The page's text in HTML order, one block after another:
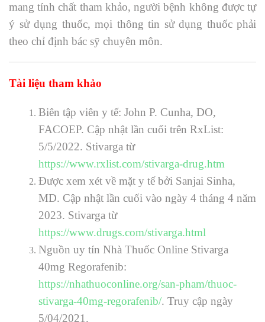
mang tính chất tham khảo, người bệnh không được tự
ý sử dụng thuốc, mọi thông tin sử dụng thuốc phải
theo chỉ định bác sỹ chuyên môn.
Tài liệu tham khảo
Biên tập viên y tế: John P. Cunha, DO,
FACOEP. Cập nhật lần cuối trên RxList:
5/5/2022. Stivarga từ
https://www.rxlist.com/stivarga-drug.htm
Được xem xét về mặt y tế bởi Sanjai Sinha,
MD. Cập nhật lần cuối vào ngày 4 tháng 4 năm
2023. Stivarga từ
https://www.drugs.com/stivarga.html
Nguồn uy tín Nhà Thuốc Online Stivarga
40mg Regorafenib:
https://nhathuoconline.org/san-pham/thuoc-
stivarga-40mg-regorafenib/. Truy cập ngày
5/04/2021.